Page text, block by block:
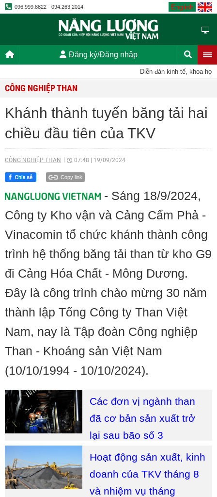
096.999.8822 - 094.263.2014 English
Đăng ký/Đăng nhập
Diễn đàn kinh tế, khoa học,
CÔNG NGHIỆP THAN
Khánh thành tuyến băng tải hai
chiều đầu tiên của TKV
CÔNG NGHIỆP THAN 07:48 19/09/2024
Copy link
- Sáng 18/9/2024,
Công ty Kho vận và Cảng Cẩm Phả -
Vinacomin tổ chức khánh thành công
trình hệ thống băng tải than từ kho G9
đi Cảng Hóa Chất - Mông Dương.
Đây là công trình chào mừng 30 năm
thành lập Tổng Công ty Than Việt
Nam, nay là Tập đoàn Công nghiệp
Than - Khoáng sản Việt Nam
(10/10/1994 - 10/10/2024).
Các đơn vị ngành than
đã cơ bản sản xuất trở
lại sau bão số 3
Hoạt động sản xuất, kinh
doanh của TKV tháng 8
và nhiệm vụ tháng